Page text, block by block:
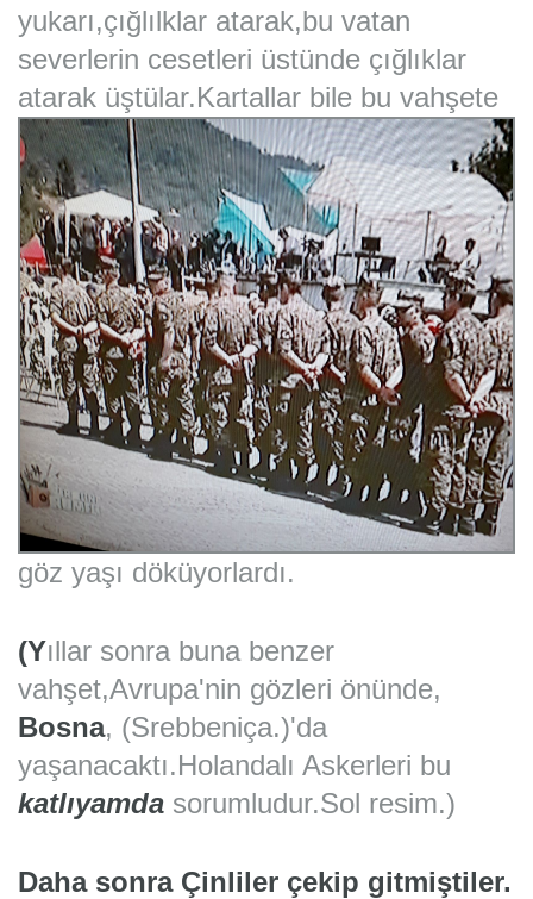
yukarı,çığlılklar atarak,bu vatan
severlerin cesetleri üstünde çığlıklar
atarak üştülar.Kartallar bile bu vahşete
göz yaşı döküyorlardı.
(Yıllar sonra buna benzer
vahşet,Avrupa'nin gözleri önünde,
Bosna, (Srebbeniça.)'da
yaşanacaktı.Holandalı Askerleri bu
katlıyamda sorumludur.Sol resim.)
Daha sonra Çinliler çekip gitmiştiler.